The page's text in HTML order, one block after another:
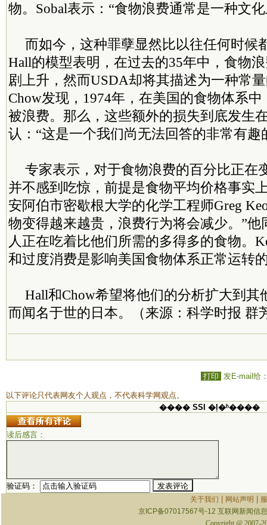
物。Sobal表示：“食物浪费通常是一种文
而如今，这种罪孽显然比以往任何时候
Hall的模型表明，在过去的35年中，食物
剧上升，然而USDA却将其描述为一种常
Chow发现，1974年，在美国的食物体系
被浪费。那么，这些额外的损失到底发生
认：“这是一个我们尚无法回答的非常有趣
专家表示，对于食物浪费的百分比正在
并不感到吃惊，前提是食物平均价格事实
安阿伯市密歇根大学的化学工程师Greg
物变得越来越贵，浪费行为将会减少。”
人正在吃着比他们所需的多得多的食物。
和过度消费是影响美国食物体系正常运转
Hall和Chow希望将他们的分析扩大到其
而闻名于世的日本。（来源：科学时报 群
打印 发E-mail给
以下评论只代表网友个人观点，不代表科学网观点。
���� SSI �ļ�ʱ����
读后感言：
验证码：
关于我们 | 网站声明 |
京ICP备07017567号-12 互联网新闻信
Copyright @ 2007-